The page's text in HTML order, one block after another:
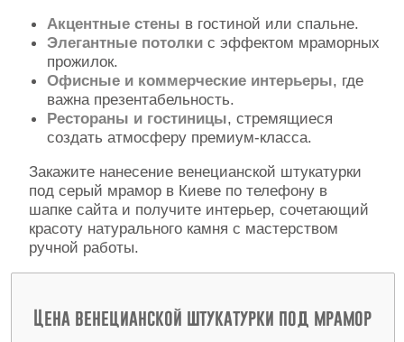
Акцентные стены в гостиной или спальне.
Элегантные потолки с эффектом мраморных
прожилок.
Офисные и коммерческие интерьеры, где
важна презентабельность.
Рестораны и гостиницы, стремящиеся
создать атмосферу премиум-класса.
Закажите нанесение венецианской штукатурки
под серый мрамор в Киеве по телефону в
шапке сайта и получите интерьер, сочетающий
красоту натурального камня с мастерством
ручной работы.
Цена венецианской штукатурки под мрамор